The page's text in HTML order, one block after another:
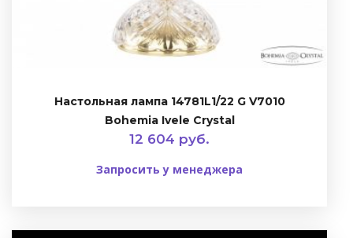
Настольная лампа 14781L1/22 G V7010
Bohemia Ivele Crystal
12 604 руб.
Запросить у менеджера